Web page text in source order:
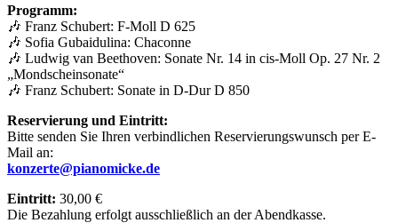
Programm:
🎶 Franz Schubert: F-Moll D 625
🎶 Sofia Gubaidulina: Chaconne
🎶 Ludwig van Beethoven: Sonate Nr. 14 in cis-Moll Op. 27 Nr. 2
„Mondscheinsonate“
🎶 Franz Schubert: Sonate in D-Dur D 850
Reservierung und Eintritt:
Bitte senden Sie Ihren verbindlichen Reservierungswunsch per E-
Mail an:
konzerte@pianomicke.de
Eintritt: 30,00 €
Die Bezahlung erfolgt ausschließlich an der Abendkasse.